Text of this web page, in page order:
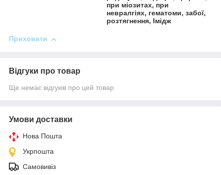
при міозитах, при
невралгіях, гематоми, забої,
розтягнення, Імідж
Приховати
Відгуки про товар
Ще немає відгуків про цей товар
Умови доставки
Нова Пошта
Укрпошта
Самовивіз